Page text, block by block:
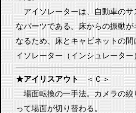
アイソレーターは、自動車のサ
なパーツである。床からの振動
なるため、床とキャビネットの
イソレーター（インシュレーター
★アイリスアウト＜Ｃ＞
場面転換の一手法。カメラの絞
って場面が切り替わる。